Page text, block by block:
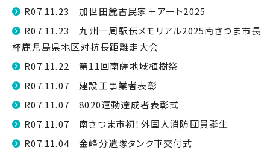
R07.11.23 加世田麓古民家＋アート2025
R07.11.23 九州一周駅伝メモリアル2025南さつま市長
杯鹿児島県地区対抗長距離走大会
R07.11.22 第11回南薩地域植樹祭
R07.11.07 建設工事業者表彰
R07.11.07 8020運動達成者表彰式
R07.11.07 南さつま市初！外国人消防団員誕生
R07.11.04 金峰分遣隊タンク車交付式